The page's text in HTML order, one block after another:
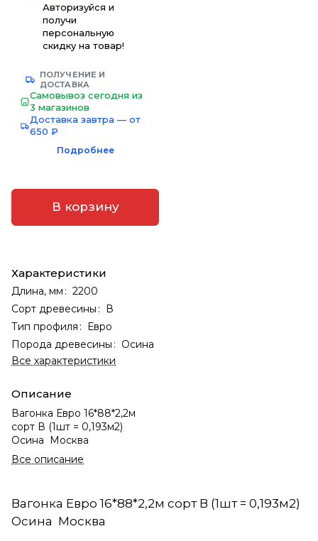
Авторизуйся и
получи
персональную
скидку на товар!
ПОЛУЧЕНИЕ И
ДОСТАВКА
Самовывоз сегодня из
3 магазинов
Доставка завтра — от
650 ₽
Подробнее
В корзину
Характеристики
Длина, мм : 2200
Сорт древесины : В
Тип профиля : Евро
Порода древесины : Осина
Все характеристики
Описание
Вагонка Евро 16*88*2,2м
сорт В (1шт = 0,193м2)
Осина Москва
Все описание
Вагонка Евро 16*88*2,2м сорт В (1шт = 0,193м2)
Осина Москва